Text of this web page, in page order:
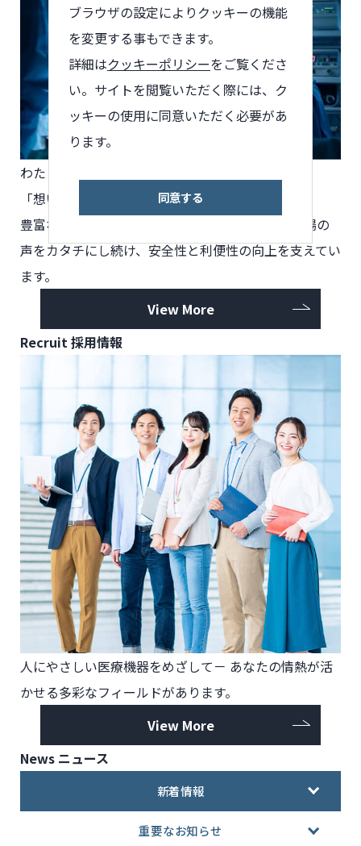
ブラウザの設定によりクッキーの機能
を変更する事もできます。
詳細はクッキーポリシーをご覧くださ
い。サイトを閲覧いただく際には、ク
ッキーの使用に同意いただく必要があ
ります。
同意する
わたしたちが製品づくりで
「想いを実現すること」です。
豊富な知識と経験、確かな技術をもとに、医療現場の
声をカタチにし続け、安全性と利便性の向上を支えてい
ます。
View More
Recruit採用情報
人にやさしい医療機器をめざして－ あなたの情熱が活
かせる多彩なフィールドがあります。
View More
News ニュース
新着情報
重要なお知らせ